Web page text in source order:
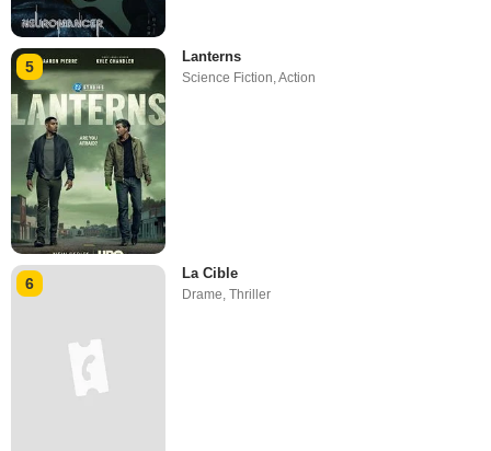
5
Lanterns
Science Fiction ,Action
6
La Cible
Drame,Thriller